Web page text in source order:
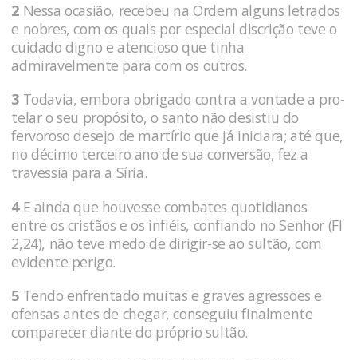
2 Nessa ocasião, recebeu na Ordem alguns letrados
e nobres, com os quais por especial discrição teve o
cuidado digno e atencioso que tinha
admiravelmente para com os outros.
3 Todavia, embora obrigado contra a vontade a pro­
telar o seu propósito, o santo não desistiu do
fervoroso desejo de martírio que já iniciara; até que,
no décimo terceiro ano de sua conversão, fez a
travessia para a Síria.
4E ainda que houvesse combates quotidianos
entre os cristãos e os infiéis, confiando no Senhor (Fl
2,24), não teve medo de dirigir-se ao sultão, com
evidente perigo.
5 Tendo enfrentado muitas e graves agressões e
ofensas antes de chegar, conseguiu finalmente
comparecer diante do próprio sultão.